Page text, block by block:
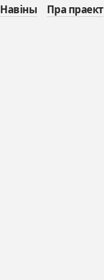
Навіны Пра праект